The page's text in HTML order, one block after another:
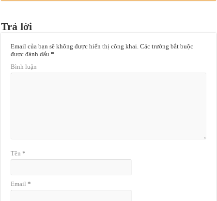
Trả lời
Email của bạn sẽ không được hiển thị công khai. Các trường bắt buộc
được đánh dấu*
Bình luận
Tên*
Email*